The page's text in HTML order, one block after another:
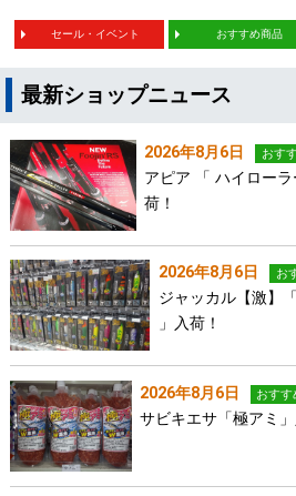
セール・イベント おすすめ商品
最新ショップニュース
2026年8月6日 おす
アピア 「 ハイロー
荷！
2026年8月6日 お
ジャッカル【激】
」入荷！
2026年8月6日 おすす
サビキエサ「極アミ」